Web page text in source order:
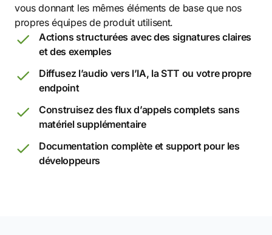
vous donnant les mêmes éléments de base que nos
propres équipes de produit utilisent.
Actions structurées avec des signatures claires
et des exemples
Diffusez l’audio vers l’IA, la STT ou votre propre
endpoint
Construisez des flux d’appels complets sans
matériel supplémentaire
Documentation complète et support pour les
développeurs